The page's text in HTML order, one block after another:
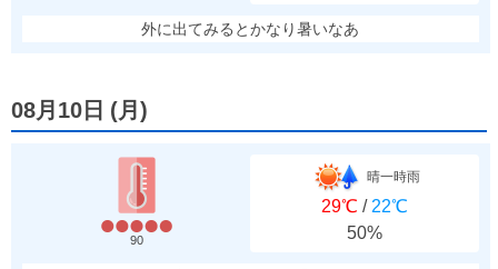
外に出てみるとかなり暑いなあ
08月10日 (月 )
90
晴一時雨
29℃ / 22℃
50%